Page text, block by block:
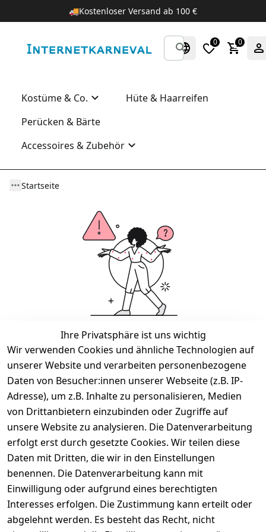
🚚Kostenloser Versand ab 100 €
0 0
Kostüme & Co.
Hüte & Haarreifen
Perücken & Bärte
Accessoires & Zubehör
Startseite
Wir haben keine Artikel mehr in dieser Kategorie.
Haben Sie nicht gefunden, was Sie suchen?
Artikel durchsuchen
Ihre Privatsphäre ist uns wichtig
Wir verwenden Cookies und ähnliche Technologien auf
unserer Website und verarbeiten personenbezogene
Daten von Besucher:innen unserer Webseite (z.B. IP-
Adresse), um z.B. Inhalte zu personalisieren, Medien
von Drittanbietern einzubinden oder Zugriffe auf
unsere Website zu analysieren. Die Datenverarbeitung
erfolgt erst durch gesetzte Cookies. Wir teilen diese
Daten mit Dritten, die wir in den Einstellungen
benennen. Die Datenverarbeitung kann mit
Einwilligung oder aufgrund eines berechtigten
Interesses erfolgen. Die Zustimmung kann erteilt oder
abgelehnt werden. Es besteht das Recht, nicht
Rechtliches
AGB
Impressum
Datenschutze
rklärung
Services
Kontakt
Registrieren
Zahlung und
Versand
Wir
versenden
mit
Zahle
bequem per